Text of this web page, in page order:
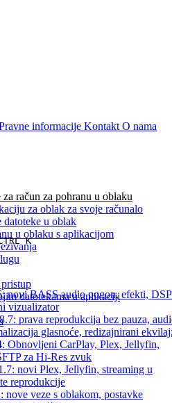
informacije Kontakt O nama
K
novi BASS audio pogon, efekti,
vizualizator
prava reprodukcija bez pauza,
glasnoće, redizajnirani
Obnovljeni CarPlay, Plex, Jellyfin,
za Hi-Res zvuk
novi Plex, Jellyfin, streaming u
reprodukcije
nove veze s oblakom, postavke
račun za pohranu u oblaku
za oblak za svoje računalo
datoteke u oblak
u oblaku s aplikacijom
datotekama u aplikaciji